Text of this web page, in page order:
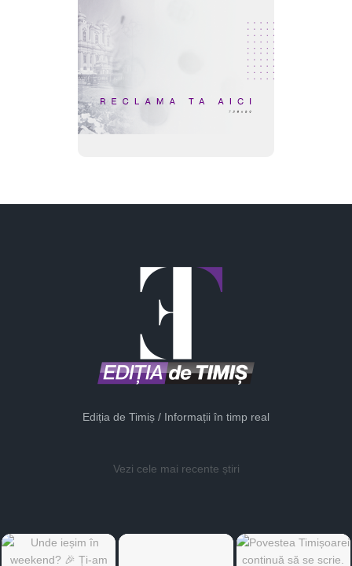
Ediția de Timiș / Informații în timp real
Vezi cele mai recente știri